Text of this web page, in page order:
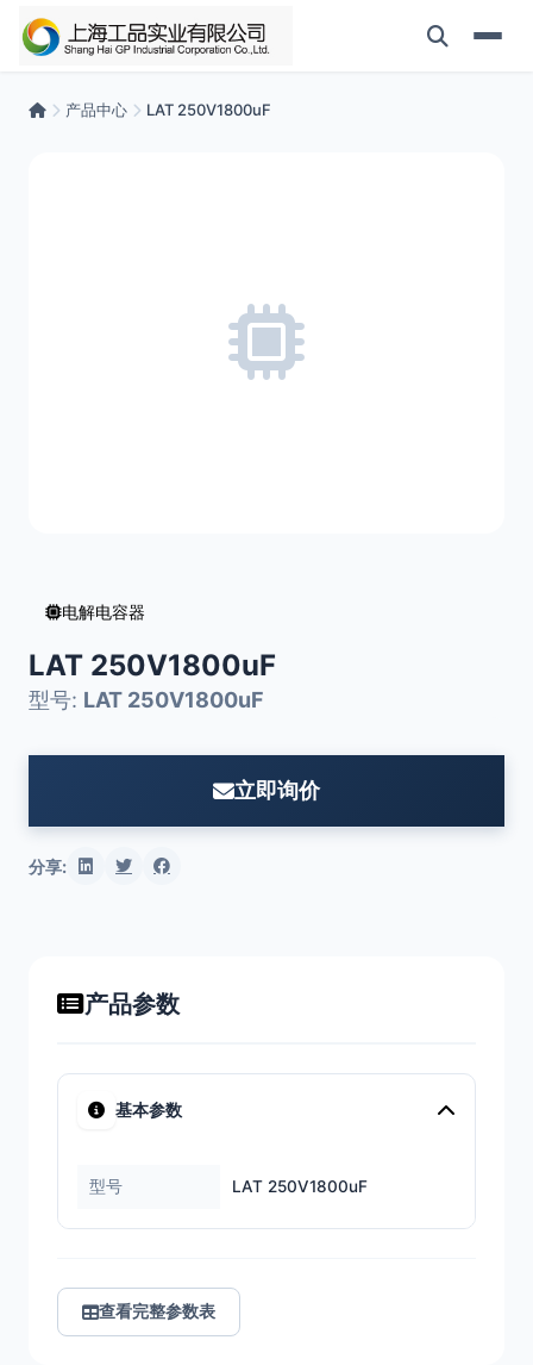
产品中心 LAT 250V1800uF
电解电容器
LAT 250V1800uF
型号: LAT 250V1800uF
立即询价
分享:
产品参数
基本参数
型号 LAT 250V1800uF
查看完整参数表